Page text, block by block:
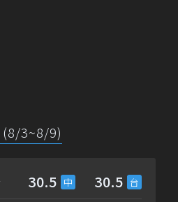
(8/3~8/9)
30.5 30.5